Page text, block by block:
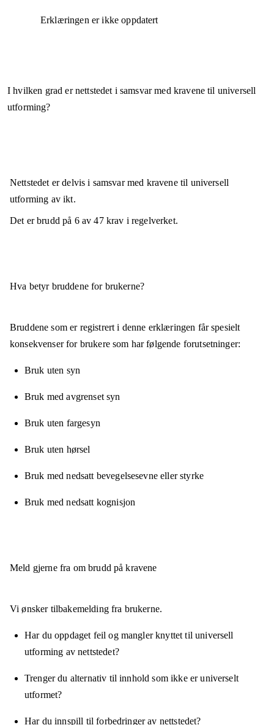
Erklæringen er ikke oppdatert
I hvilken grad er nettstedet i samsvar med kravene til universell
utforming?
Nettstedet erdelvis i samsvarmed kravene til universell
utforming av ikt.
Det er brudd på 6av47krav i regelverket.
Hva betyr bruddene for brukerne?
Bruddene som er registrert i denne erklæringen får spesielt
konsekvenser for brukere som har følgende forutsetninger:
Bruk uten syn
Bruk med avgrenset syn
Bruk uten fargesyn
Bruk uten hørsel
Bruk med nedsatt bevegelsesevne eller styrke
Bruk med nedsatt kognisjon
Meld gjerne fra om brudd på kravene
Vi ønsker tilbakemelding fra brukerne.
Har du oppdaget feil og mangler knyttet til universell
utforming av nettstedet?
Trenger du alternativ til innhold som ikke er universelt
utformet?
Har du innspill til forbedringer av nettstedet?